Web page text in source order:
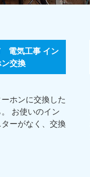
電気工事 イン
交換
ホンに交換した
お使いのイン
ーがなく、交換